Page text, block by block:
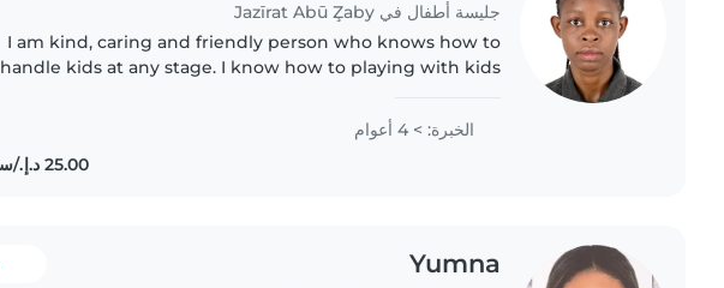
جليسة أطفال في Jazīrat Abū Z̧aby
I am kind, caring and friendly person who knows how to
handle kids at any stage. I know how to playing with kids
chores at home...
الخبرة: > 4 أعوام
Yumna